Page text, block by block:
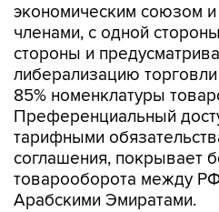
экономическим союзом и
членами, с одной
стороны и
либерализацию
85% номенклатуры
Преференциальный
тарифными
соглашения, покрывает
товарооборота между
Арабскими Эмиратами.